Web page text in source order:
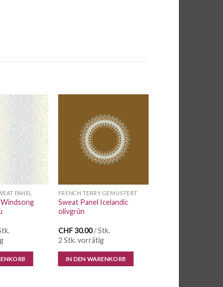
Auf die
Wunschliste
PANEL
Windsong
Auf die
Wunschliste
FRENCH TERRY GEMUSTERT
Sweat Panel Icelandic
olivgrün
CHF30.00/ Stk.
2 Stk. vorrätig
IN DEN WARENKORB